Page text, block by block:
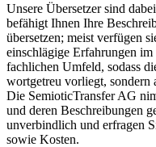
Unsere Übersetzer sind
befähigt Ihnen Ihre
übersetzen; meist verfügen
einschlägige Erfahrungen
fachlichen Umfeld, sodass
wortgetreu vorliegt, sondern
Die SemioticTransfer AG
und deren Beschreibungen
unverbindlich und erfragen
sowie Kosten.